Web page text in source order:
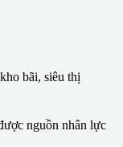
bãi, siêu thị
nguồn nhân lực